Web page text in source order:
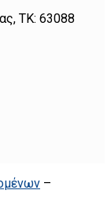
ΤΚ: 63088
–